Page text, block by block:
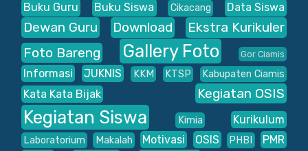
Buku Guru Buku Siswa Cikacang Data Siswa
Dewan Guru Download
Ekstra Kurikuler
Foto Bareng
Gallery Foto Gor Ciamis
Informasi JUKNIS KKM KTSP Kabupaten Ciamis
Kata Kata Bijak Kegiatan OSIS
Kegiatan Siswa Kimia Kurikulum
Laboratorium Makalah Motivasi OSIS PHBI
PMR